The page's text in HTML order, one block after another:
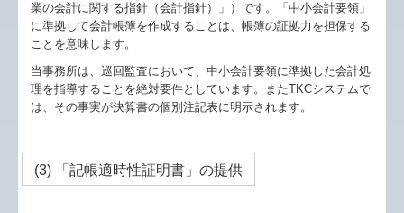
業の会計に関する指針（会計指針）」）です。「中小会計要領」
に準拠して会計帳簿を作成することは、帳簿の証拠力を担保する
ことを意味します。
当事務所は、巡回監査において、中小会計要領に準拠した会計処
理を指導することを絶対要件としています。またTKCシステムで
は、その事実が決算書の個別注記表に明示されます。
(3) 「記帳適時性証明書」の提供